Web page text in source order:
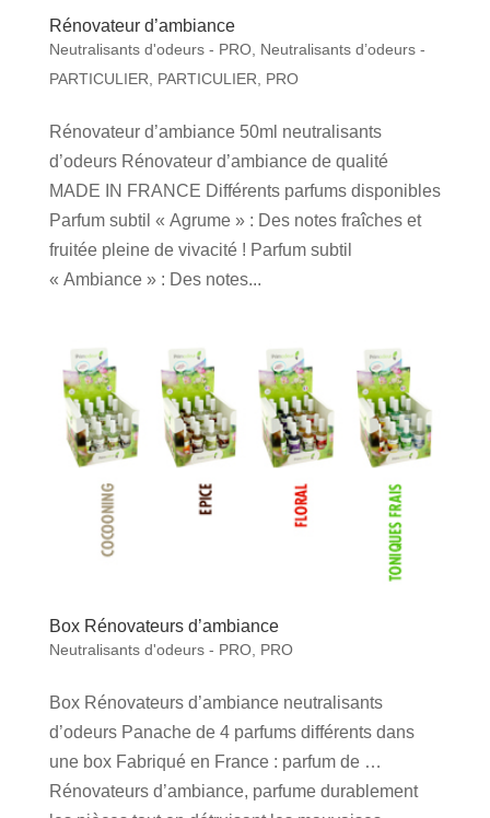
Rénovateur d’ambiance
Neutralisants d'odeurs - PRO, Neutralisants d’odeurs -
PARTICULIER
PARTICULIER PRO
Rénovateur d’ambiance 50ml neutralisants
d’odeurs Rénovateur d’ambiance de qualité
MADE IN FRANCE Différents parfums disponibles
Parfum subtil « Agrume » : Des notes fraîches et
fruitée pleine de vivacité ! Parfum subtil
« Ambiance » : Des notes...
Box Rénovateurs d’ambiance
Neutralisants d'odeurs - PRO, PRO
Box Rénovateurs d’ambiance neutralisants
d’odeurs Panache de 4 parfums différents dans
une box Fabriqué en France : parfum de …
Rénovateurs d’ambiance, parfume durablement